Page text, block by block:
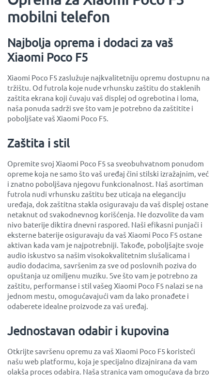
mobilni telefon
Najbolja oprema i dodaci za vaš
Xiaomi Poco F5
Xiaomi Poco F5 zaslužuje najkvalitetniju opremu dostupnu na
tržištu. Od futrola koje nude vrhunsku zaštitu do staklenih
zaštita ekrana koji čuvaju vaš displej od ogrebotina i loma,
naša ponuda sadrži sve što vam je potrebno da zaštitite i
poboljšate vaš Xiaomi Poco F5.
Zaštita i stil
Opremite svoj Xiaomi Poco F5 sa sveobuhvatnom ponudom
opreme koja ne samo što vaš uređaj čini stilski izražajnim, već
i znatno poboljšava njegovu funkcionalnost. Naš asortiman
futrola nudi vrhunsku zaštitu bez uticaja na eleganciju
uređaja, dok zaštitna stakla osiguravaju da vaš displej ostane
netaknut od svakodnevnog korišćenja. Ne dozvolite da vam
nivo baterije diktira dnevni raspored. Naši efikasni punjači i
eksterne baterije osiguravaju da vaš Xiaomi Poco F5 ostane
aktivan kada vam je najpotrebniji. Takođe, poboljšajte svoje
audio iskustvo sa našim visokokvalitetnim slušalicama i
audio dodacima, savršenim za sve od poslovnih poziva do
opuštanja uz omiljenu muziku. Sve što vam je potrebno za
zaštitu, performanse i stil vašeg Xiaomi Poco F5 nalazi se na
jednom mestu, omogućavajući vam da lako pronađete i
odaberete idealne proizvode za vaš uređaj.
Jednostavan odabir i kupovina
Otkrijte savršenu opremu za vaš Xiaomi Poco F5 koristeći
našu web platformu, koja je specijalno dizajnirana da vam
olakša proces odabira. Naša stranica vam omogućava da brzo